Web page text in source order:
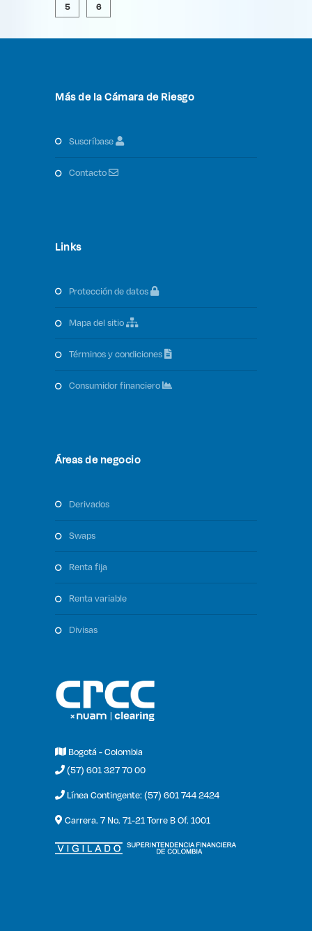
5
6
Más de la Cámara de Riesgo
suscríbase
contacto
Links
protección de datos
mapa del sitio
términos y condiciones
consumidor financiero
Áreas de negocio
derivados
swaps
renta fija
renta variable
divisas
Bogotá - Colombia
(57) 601 327 70 00
Línea Contingente: (57) 601 744 2424
Carrera. 7 No. 71-21 Torre B Of. 1001